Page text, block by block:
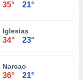
35° 21°
Iglesias
34° 23°
Narcao
36° 21°